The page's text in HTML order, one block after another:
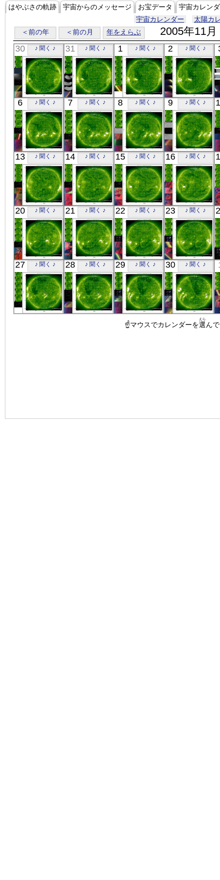
はやぶさの軌跡 宇宙からのメッセージ お宝データ
宇宙カレン
宇宙カレンダー
太陽カ
＜前の年
＜前の月 年をえらぶ 2005年11月
30 ♪ 聞く ♪
SOHO
00:11:26
極端紫外線
31 ♪ 聞く ♪
SOHO
00:11:33
極端紫外線
1 ♪ 聞く ♪
SOHO
00:11:01
極端紫外線
2 ♪ 聞く ♪
SOHO
00:11:57
極端紫外線
6 ♪ 聞く ♪
SOHO
00:10:50
極端紫外線
7 ♪ 聞く ♪
SOHO
00:45:47
極端紫外線
8 ♪ 聞く ♪
SOHO
00:09:17
極端紫外線
9 ♪ 聞く ♪
SOHO
05:36:04
極端紫外線
13 ♪ 聞く ♪
SOHO
00:11:59
極端紫外線
14 ♪ 聞く ♪
SOHO
00:11:26
極端紫外線
15 ♪ 聞く ♪
SOHO
00:10:25
極端紫外線
16 ♪ 聞く ♪
SOHO
05:35:56
極端紫外線
20 ♪ 聞く ♪
SOHO
01:12:03
極端紫外線
21 ♪ 聞く ♪
SOHO
00:08:42
極端紫外線
22 ♪ 聞く ♪
SOHO
01:13:08
極端紫外線
23 ♪ 聞く ♪
SOHO
08:24:22
極端紫外線
27 ♪ 聞く ♪ 28 ♪ 聞く ♪ 29 ♪ 聞く ♪
00:05:43
30 ♪ 聞く ♪
SOHO
06:35:58
☝マウスでカレンダーを選
えら
ん